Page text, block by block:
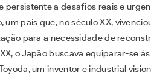
persistente a desafios reais e
país que, no século XX,
para a necessidade de
o Japão buscava equiparar-se
um inventor e industrial